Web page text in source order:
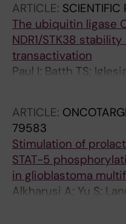
ARTICLE: SCIENTIFIC
The ubiquitin ligase
NDR1/STK38
transactivation
Paul I; Batth TS;
Al-Haddabi I;
ARTICLE:
79583
Stimulation of
STAT-5
in glioblastoma
Alkharusi A; Yu S;
B; Nystrom T;